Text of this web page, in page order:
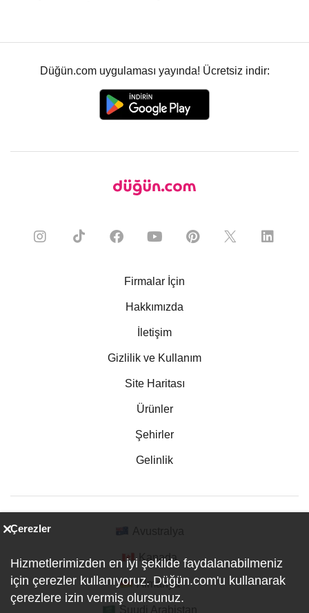
Düğün.com uygulaması yayında! Ücretsiz indir:
Firmalar İçin
Hakkımızda
İletişim
Gizlilik ve Kullanım
Site Haritası
Ürünler
Şehirler
Gelinlik
Kanada
Almanya
Çerezler
Hizmetlerimizden en iyi şekilde faydalanabilmeniz
için çerezler kullanıyoruz. Düğün.com'u kullanarak
çerezlere izin vermiş olursunuz.